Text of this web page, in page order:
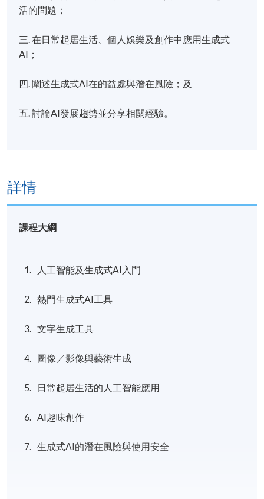
活的問題；
三. 在日常起居生活、個人娛樂及創作中應用生成式
AI；
四. 闡述生成式AI在的益處與潛在風險；及
五. 討論AI發展趨勢並分享相關經驗。
詳情
課程大綱
人工智能及生成式AI入門
熱門生成式AI工具
文字生成工具
圖像／影像與藝術生成
日常起居生活的人工智能應用
AI趣味創作
生成式AI的潛在風險與使用安全